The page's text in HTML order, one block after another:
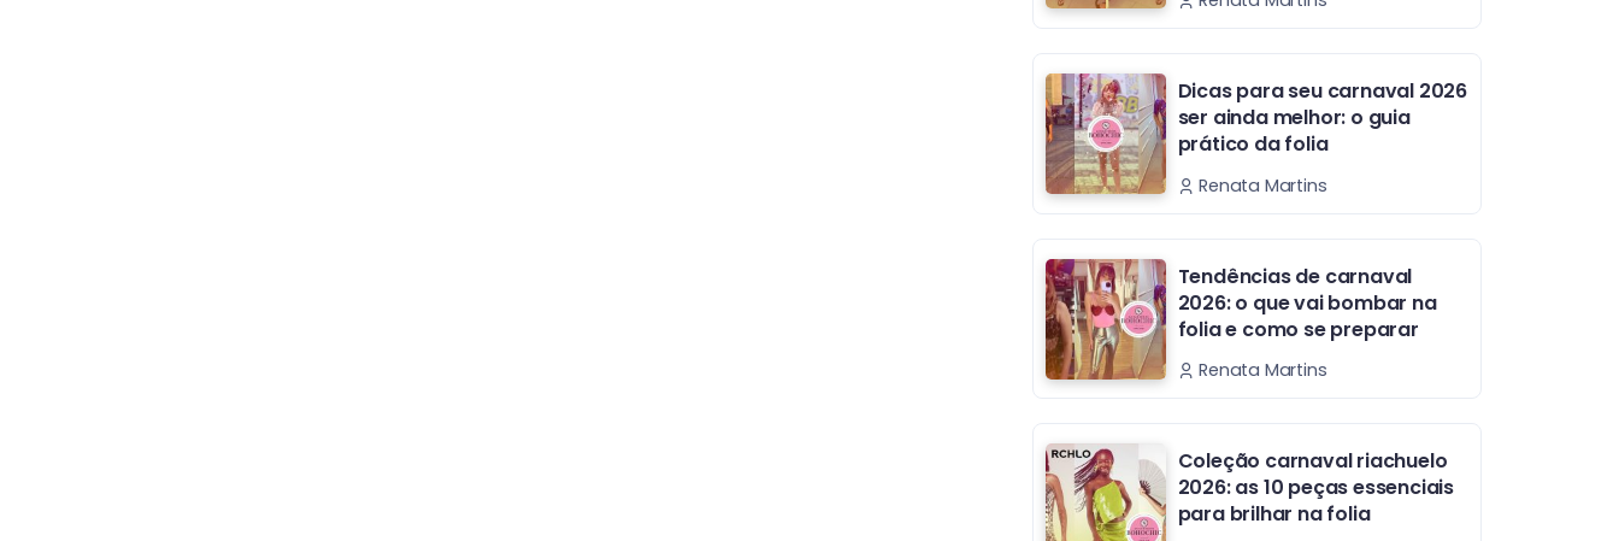
Dicas para seu carnaval 2026
ser ainda melhor: o guia
prático da folia
Renata Martins
Tendências de carnaval
2026: o que vai bombar na
folia e como se preparar
Renata Martins
Coleção carnaval riachuelo
2026: as 10 peças essenciais
para brilhar na folia